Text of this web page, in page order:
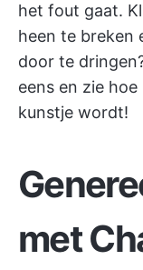
het fout gaat.
heen te breken
door te
eens en zie
kunstje wordt!
met